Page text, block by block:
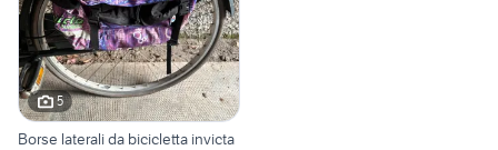
5
Borse laterali da bicicletta invicta